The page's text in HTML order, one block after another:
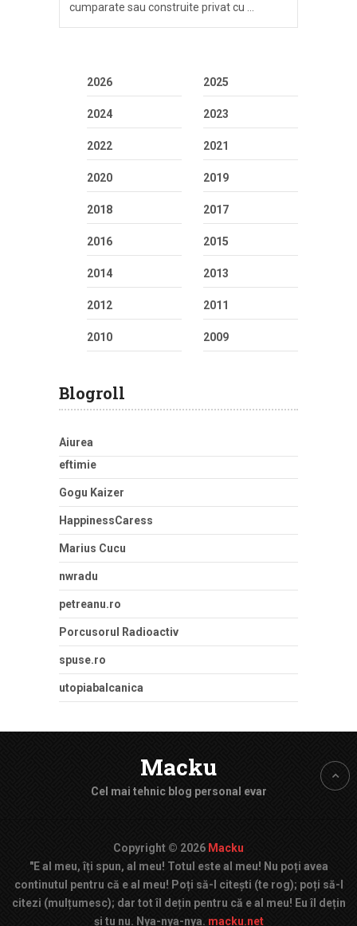
cumparate sau construite privat cu …
2026 2025
2024 2023
2022 2021
2020 2019
2018 2017
2016 2015
2014 2013
2012 2011
2010 2009
Blogroll
Aiurea
eftimie
Gogu Kaizer
HappinessCaress
Marius Cucu
nwradu
petreanu.ro
Porcusorul Radioactiv
spuse.ro
utopiabalcanica
Macku
Cel mai tehnic blog personal evar
Copyright © 2026 Macku
"E al meu, îți spun, al meu! Totul este al meu! Nu poți avea
continutul pentru că e al meu! Poți să-l citești (te rog); poți să-l
citezi (mulțumesc); dar tot îl dețin pentru că e al meu! Eu îl dețin
și tu nu. Nya-nya-nya. macku.net